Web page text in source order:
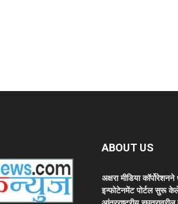
ABOUT US
अक्षरा मीडिया
इन्फोटेनमेंट पोर्टल सुरू